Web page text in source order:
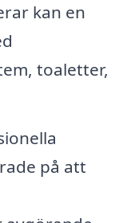
kan en
toaletter,
på att